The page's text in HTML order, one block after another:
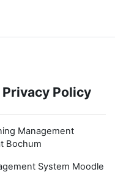
Policy
Management
Bochum
System Moodle